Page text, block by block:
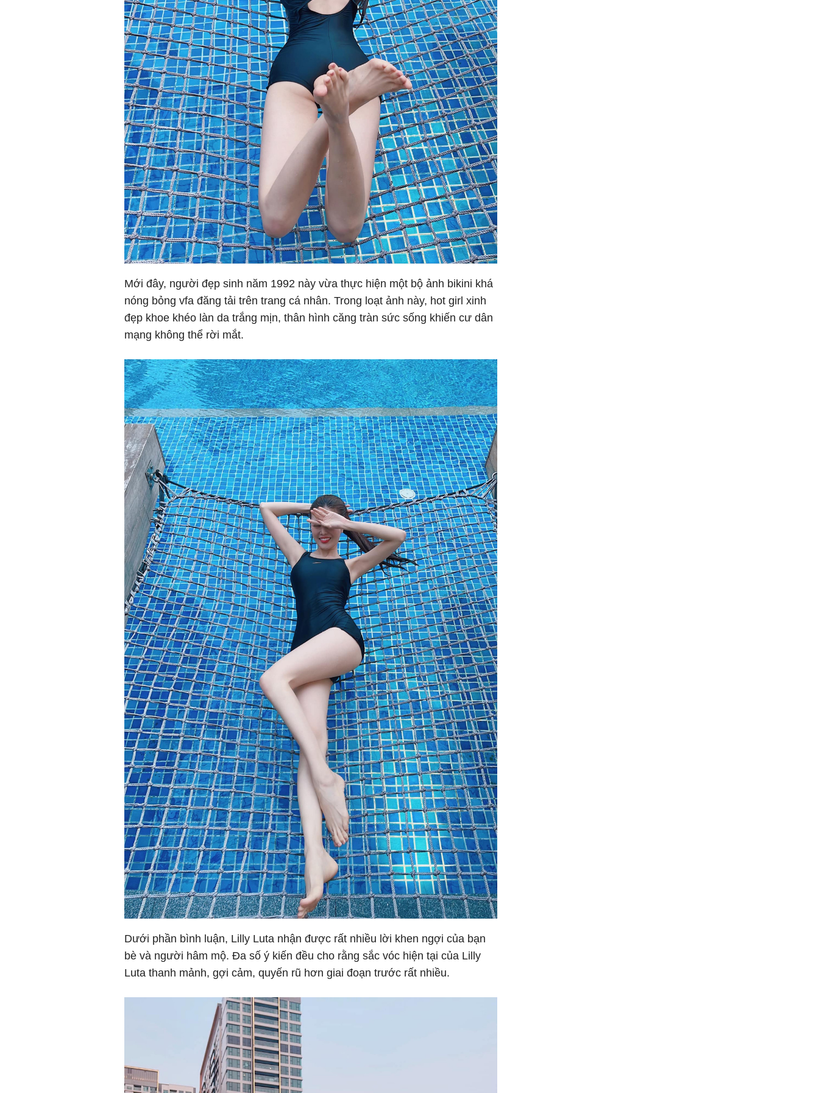
Mới đây, người đẹp sinh năm 1992 này vừa thực hiện một bộ ảnh bikini khá
nóng bỏng vfa đăng tải trên trang cá nhân. Trong loạt ảnh này, hot girl xinh
đẹp khoe khéo làn da trắng mịn, thân hình căng tràn sức sống khiến cư dân
mạng không thể rời mắt.
Dưới phần bình luận, Lilly Luta nhận được rất nhiều lời khen ngợi của bạn
bè và người hâm mộ. Đa số ý kiến đều cho rằng sắc vóc hiện tại của Lilly
Luta thanh mảnh, gợi cảm, quyến rũ hơn giai đoạn trước rất nhiều.